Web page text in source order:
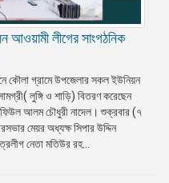
আওয়ামী লীগের সাংগঠনিক
কৌলা গ্রামে উপজেলার সকল ইউনিয়ন
লুঙ্গি ও শাড়ি) বিতরণ করেছেন
আলম চৌধুরী নাদেল। শুক্রবার (৭
মেয়র অধ্যক্ষ সিপার উদ্দিন
নেতা মতিউর রহ...